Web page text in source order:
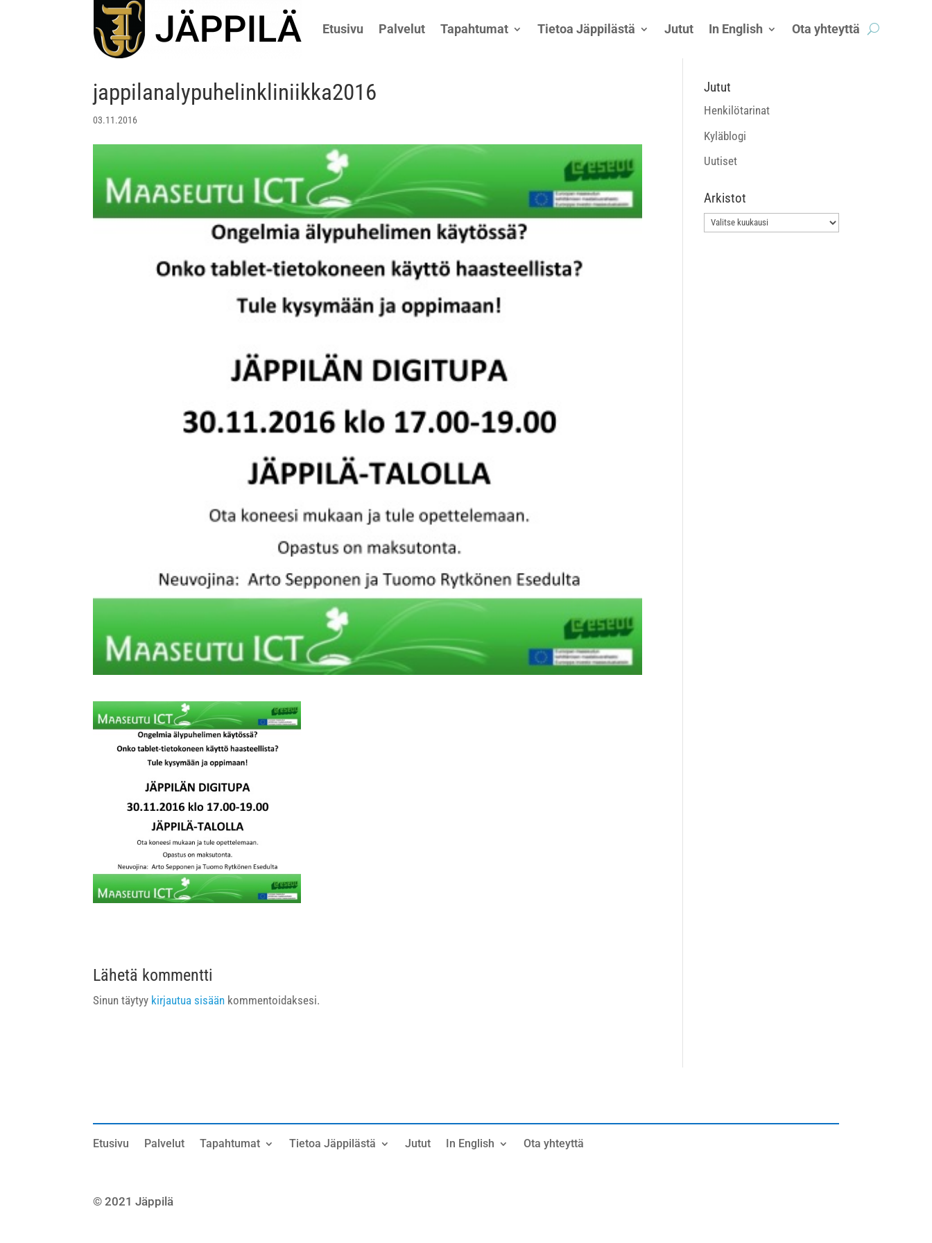
Etusivu Palvelut Tapahtumat Tietoa Jäppilästä Jutut In English Ota yhteyttä
jappilanalypuhelinkliniikka2016
03.11.2016
Lähetä kommentti
Sinun täytyy kirjautua sisään kommentoidaksesi.
Jutut
Henkilötarinat
Kyläblogi
Uutiset
Arkistot
Arkistot
Etusivu Palvelut Tapahtumat Tietoa Jäppilästä Jutut In English Ota yhteyttä
© 2021 Jäppilä